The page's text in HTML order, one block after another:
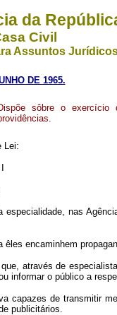
da
Civil
Assuntos
DE 1965.
sôbre o exercício
Lei:
nas
encaminhem
através de
o público a
de transmitir
publicitários.